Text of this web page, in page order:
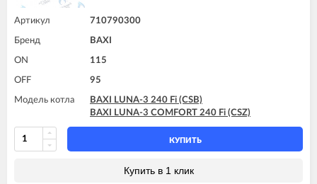
Артикул 710790300
Бренд BAXI
ON 115
OFF 95
Модель котла
BAXI LUNA-3 240 Fi (CSB)
BAXI LUNA-3 COMFORT 240 Fi (CSZ)
КУПИТЬ
Купить в 1 клик